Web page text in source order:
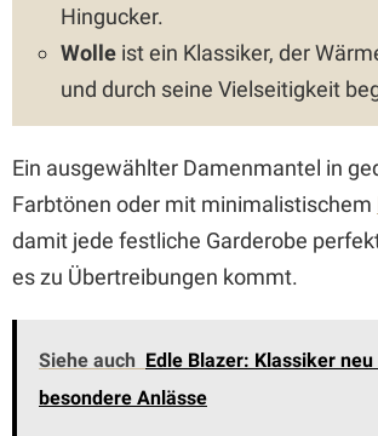
Hingucker.
Wolle ist ein Klassiker, der
und durch seine Vielseitigkeit
Ein ausgewählter Damenmantel in
Farbtönen oder mit minimalistischem
damit jede festliche Garderobe
es zu Übertreibungen kommt.
Siehe auch Edle Blazer: Klassiker
besondere Anlässe